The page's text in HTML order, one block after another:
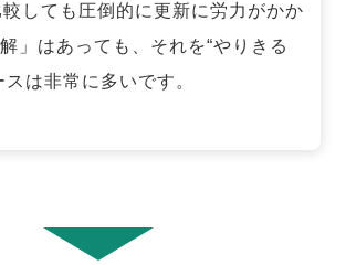
しても圧倒的に更新に労力がかか
」はあっても、それを“やりきる
スは非常に多いです。